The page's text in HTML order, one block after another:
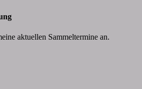
aktuellen Sammeltermine an.